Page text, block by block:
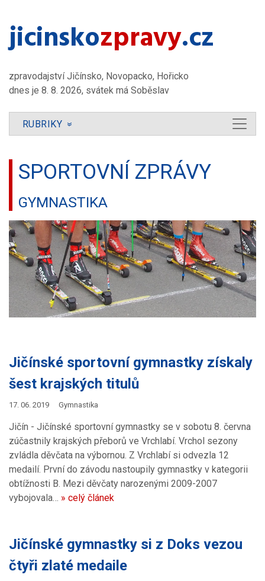
jicinsko​zpravy.cz
zpravodajství Jičínsko, Novopacko, Hořicko
dnes je 8. 8. 2026, svátek má Soběslav
RUBRIKY »
SPORTOVNÍ ZPRÁVY
GYMNASTIKA
Jičínské sportovní gymnastky získaly
šest krajských titulů
17. 06. 2019 Gymnastika
Jičín - Jičínské sportovní gymnastky se v sobotu 8. června
zúčastnily krajských přeborů ve Vrchlabí. Vrchol sezony
zvládla děvčata na výbornou. Z Vrchlabí si odvezla 12
medailí. První do závodu nastoupily gymnastky v kategorii
obtížnosti B. Mezi děvčaty narozenými 2009-2007
vybojovala… » celý článek
Jičínské gymnastky si z Doks vezou
čtyři zlaté medaile